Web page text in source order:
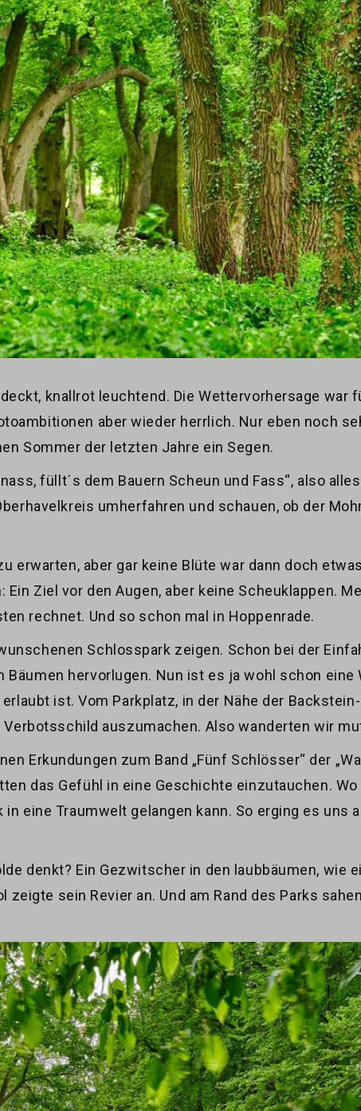
knallrot leuchtend. Die Wettervorhersage war
aber wieder herrlich. Nur eben noch
Sommer der letzten Jahre ein Segen.
füllt´s dem Bauern Scheun und Fass“, also
umherfahren und schauen, ob der
erwarten, aber gar keine Blüte war dann doch
Ziel vor den Augen, aber keine Scheuklappen.
rechnet. Und so schon mal in Hoppenrade.
Schlosspark zeigen. Schon bei der
hervorlugen. Nun ist es ja wohl schon eine
ist. Vom Parkplatz, in der Nähe der
auszumachen. Also wanderten wir
Erkundungen zum Band „Fünf Schlösser“ der
das Gefühl in eine Geschichte einzutauchen.
eine Traumwelt gelangen kann. So erging es uns
denkt? Ein Gezwitscher in den laubbäumen, wie
sein Revier an. Und am Rand des Parks